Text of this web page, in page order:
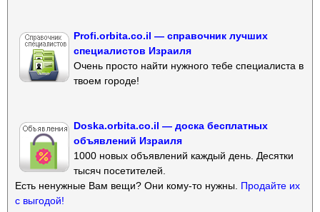
Profi.orbita.co.il — справочник лучших
специалистов Израиля
Очень просто найти нужного тебе специалиста в
твоем городе!
Doska.orbita.co.il — доска бесплатных
объявлений Израиля
1000 новых объявлений каждый день. Десятки
тысяч посетителей.
Есть ненужные Вам вещи? Они кому-то нужны. Продайте их
с выгодой!